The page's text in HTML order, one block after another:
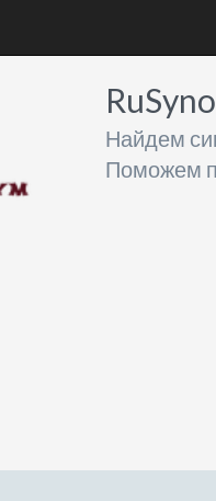
Найдем
Поможем